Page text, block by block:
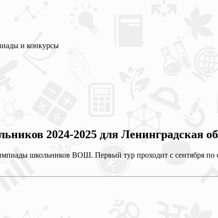
и конкурсы
2024-2025 для Ленинградская
школьников ВОШ. Первый тур проходит с сентября